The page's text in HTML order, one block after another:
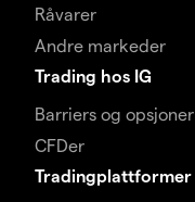
Råvarer
Andre markeder
Trading hos IG
Barriers og opsjoner
CFDer
Tradingplattformer